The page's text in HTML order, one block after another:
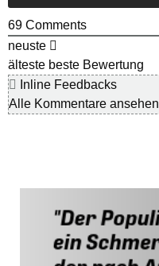
69 Comments
neuste
älteste beste Bewertung
Inline Feedbacks
Alle Kommentare ansehen